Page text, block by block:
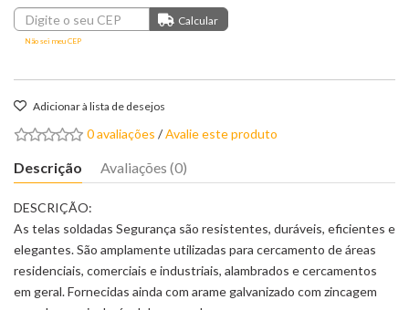
Não sei meu CEP
Adicionar à lista de desejos
0 avaliações /Avalie este produto
Descrição Avaliações (0)
DESCRIÇÃO:
As telas soldadas Segurança são resistentes, duráveis, eficientes e
elegantes. São amplamente utilizadas para cercamento de áreas
residenciais, comerciais e industriais, alambrados e cercamentos
em geral. Fornecidas ainda com arame galvanizado com zincagem